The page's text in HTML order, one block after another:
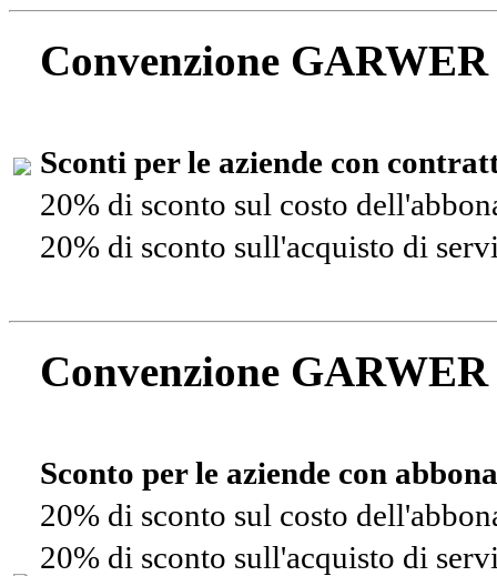
Convenzione
Sconti per le aziende con
20% di sconto sul costo
20% di sconto sull'acquisto di
Convenzione
Sconto per le aziende con
20% di sconto sul costo
20% di sconto sull'acquisto di